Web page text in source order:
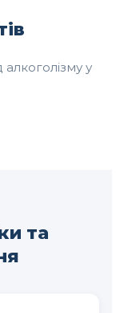
у
та